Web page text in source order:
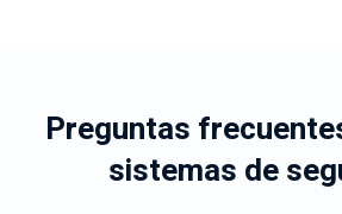
Preguntas
sistemas de